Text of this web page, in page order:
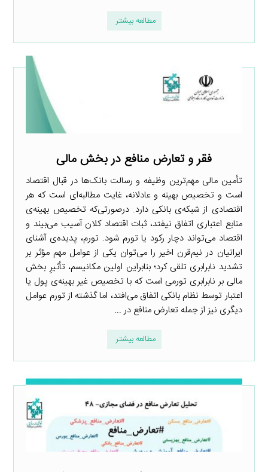
مطالعه بیشتر
فقر و تعارض منافع در بخش مالی
تأمین مالی مهم‌ترین وظیفه و رسالت بانک‌ها در قبال اقتصاد
است و تخصیص بهینه و عادلانه، غایت مطالبه‌ای است که هر
اقتصادی از شبکه‌ی بانکی دارد. درصورتی‌که تخصیص بهینه‌ی
منابع اعتباری اتفاق نیفتد، ثبات اقتصاد کلان آسیب می‌بیند و
اقتصاد می‌تواند دچار رکود یا تورم شود. تورم، پدیده‌ی آشنای
ایرانیان در نیم‌قرن اخیر را می‌توان یکی از عوامل مهم مؤثر بر
تشدید نابرابری تلقی کرد؛ بنابراین اولین مکانیسم، تأثیرِ بخش
مالی بر نابرابری تورمی است که با تخصیص غیر بهینه‌ی پول یا
اعتبار توسط نظام بانکی اتفاق می‌افتد، اما گذشته از تورم عوامل
دیگری نیز از جمله تعارض منافع در ...
مطالعه بیشتر